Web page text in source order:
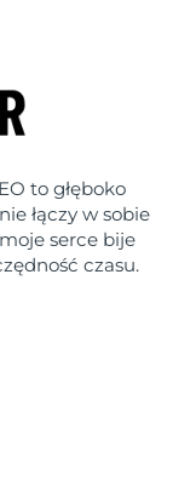
to głęboko
łączy w sobie
serce bije
czasu.